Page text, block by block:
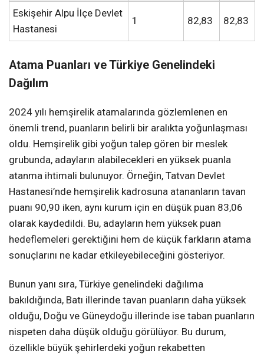
Eskişehir Alpu İlçe Devlet
Hastanesi
1 82,83 82,83
Atama Puanları ve Türkiye Genelindeki
Dağılım
2024 yılı hemşirelik atamalarında gözlemlenen en
önemli trend, puanların belirli bir aralıkta yoğunlaşması
oldu. Hemşirelik gibi yoğun talep gören bir meslek
grubunda, adayların alabilecekleri en yüksek puanla
atanma ihtimali bulunuyor. Örneğin, Tatvan Devlet
Hastanesi’nde hemşirelik kadrosuna atananların tavan
puanı 90,90 iken, aynı kurum için en düşük puan 83,06
olarak kaydedildi. Bu, adayların hem yüksek puan
hedeflemeleri gerektiğini hem de küçük farkların atama
sonuçlarını ne kadar etkileyebileceğini gösteriyor.
Bunun yanı sıra, Türkiye genelindeki dağılıma
bakıldığında, Batı illerinde tavan puanların daha yüksek
olduğu, Doğu ve Güneydoğu illerinde ise taban puanların
nispeten daha düşük olduğu görülüyor. Bu durum,
özellikle büyük şehirlerdeki yoğun rekabetten